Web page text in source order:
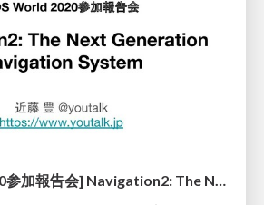
[ROS World 2020参加報告会] Navigation2: The Next Generation Navigation System